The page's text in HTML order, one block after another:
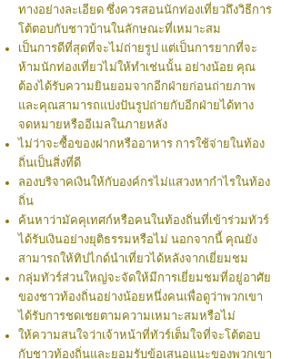
ทางอย่างละเอียด ซึ่งควรสอนนักท่องเที่ยวถึงวิธีการ
โต้ตอบกับชาวบ้านในลักษณะที่เหมาะสม
เป็นการดีที่สุดที่จะไม่ถ่ายรูป แต่เป็นการยากที่จะ
ห้ามนักท่องเที่ยวไม่ให้ทำเช่นนั้น อย่างน้อย คุณ
ต้องได้รับความยินยอมจากอีกฝ่ายก่อนถ่ายภาพ
และคุณสามารถแบ่งปันรูปถ่ายกับอีกฝ่ายได้ทาง
จดหมายหรืออีเมลในภายหลัง
ไม่ว่าจะซื้อของฝากหรืออาหาร การใช้จ่ายในท้อง
ถิ่นเป็นสิ่งที่ดี
ลองบริจาคเงินให้กับองค์กรไม่แสวงหากำไรในท้อง
ถิ่น
ค้นหาว่ามัคคุเทศก์หรือคนในท้องถิ่นที่เข้าร่วมทัวร์
ได้รับเงินอย่างยุติธรรมหรือไม่ นอกจากนี้ คุณยัง
สามารถให้ทิปไกด์นำเที่ยวได้หลังจากเยี่ยมชม
กลุ่มทัวร์ส่วนใหญ่จะจัดให้มีการเยี่ยมชมที่อยู่อาศัย
ของชาวท้องถิ่นอย่างน้อยหนึ่งคนเพื่อดูว่าพวกเขา
ได้รับการชดเชยตามความเหมาะสมหรือไม่
ให้ความสนใจว่าเจ้าหน้าที่ทัวร์เต็มใจที่จะโต้ตอบ
กับชาวท้องถิ่นและยอมรับข้อเสนอแนะของพวกเขา